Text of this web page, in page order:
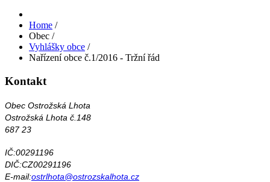
Home /
Obec /
Vyhlášky obce /
Nařízení obce č.1/2016 - Tržní řád
Kontakt
Obec Ostrožská Lhota
Ostrožská Lhota č.148
687 23
IČ:00291196
DIČ:CZ00291196
E-mail:ostrlhota@ostrozskalhota.cz